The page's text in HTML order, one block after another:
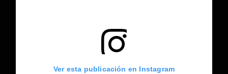
Ver esta publicación en Instagram